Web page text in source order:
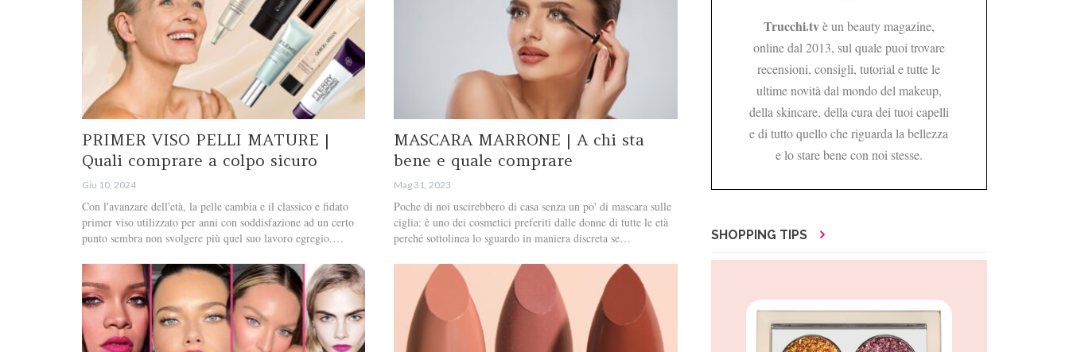
PRIMER VISO PELLI MATURE |
Quali comprare a colpo sicuro
Giu 10, 2024
Con l'avanzare dell'età, la pelle cambia e il classico e fidato
primer viso utilizzato per anni con soddisfazione ad un certo
punto sembra non svolgere più quel suo lavoro egregio.…
MASCARA MARRONE | A chi sta
bene e quale comprare
Mag 31, 2023
Poche di noi uscirebbero di casa senza un po' di mascara sulle
ciglia: è uno dei cosmetici preferiti dalle donne di tutte le età
perché sottolinea lo sguardo in maniera discreta se…
Trucchi.tvè un beauty magazine,
online dal 2013, sul quale puoi trovare
recensioni, consigli, tutorial e tutte le
ultime novità dal mondo del makeup,
della skincare, della cura dei tuoi capelli
e di tutto quello che riguarda la bellezza
e lo stare bene con noi stesse.
SHOPPING TIPS